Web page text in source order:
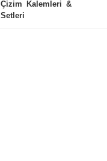
Çizim Kalemleri &
Setleri